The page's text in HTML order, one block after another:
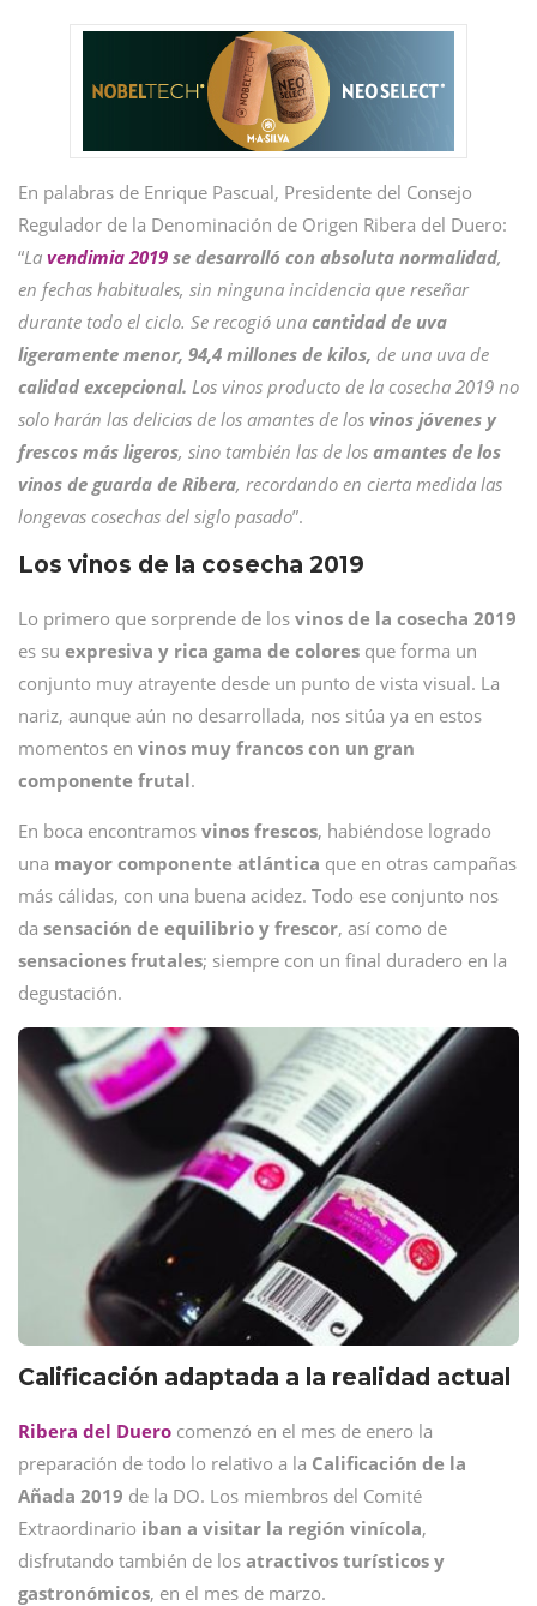
En palabras de Enrique Pascual, Presidente del Consejo
Regulador de la Denominación de Origen Ribera del Duero:
“La vendimia 2019 se desarrolló con absoluta normalidad,
en fechas habituales, sin ninguna incidencia que reseñar
durante todo el ciclo. Se recogió una cantidad de uva
ligeramente menor, 94,4 millones de kilos, de una uva de
calidad excepcional. Los vinos producto de la cosecha 2019 no
solo harán las delicias de los amantes de los vinos jóvenes y
frescos más ligeros, sino también las de los amantes de los
vinos de guarda de Ribera, recordando en cierta medida las
longevas cosechas del siglo pasado”.
Los vinos de la cosecha 2019
Lo primero que sorprende de los vinos de la cosecha 2019
es su expresiva y rica gama de colores que forma un
conjunto muy atrayente desde un punto de vista visual. La
nariz, aunque aún no desarrollada, nos sitúa ya en estos
momentos en vinos muy francos con un gran
componente frutal.
En boca encontramos vinos frescos, habiéndose logrado
una mayor componente atlántica que en otras campañas
más cálidas, con una buena acidez. Todo ese conjunto nos
da sensación de equilibrio y frescor, así como de
sensaciones frutales; siempre con un final duradero en la
degustación.
Calificación adaptada a la realidad actual
Ribera del Duero comenzó en el mes de enero la
preparación de todo lo relativo a la Calificación de la
Añada 2019 de la DO. Los miembros del Comité
Extraordinario iban a visitar la región vinícola,
disfrutando también de los atractivos turísticos y
gastronómicos, en el mes de marzo.